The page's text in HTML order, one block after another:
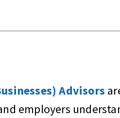
Advisors
employers